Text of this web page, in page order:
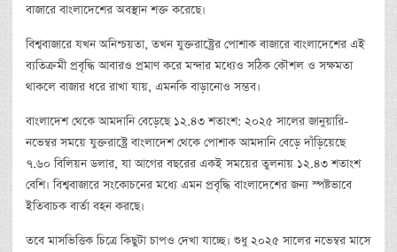
বাজারে বাংলাদেশের অবস্থান শক্ত করেছে।
বিশ্ববাজারে যখন অনিশ্চয়তা, তখন যুক্তরাষ্ট্রের পোশাক বাজারে বাংলাদেশের এই
ব্যতিক্রমী প্রবৃদ্ধি আবারও প্রমাণ করে মন্দার মধ্যেও সঠিক কৌশল ও সক্ষমতা
থাকলে বাজার ধরে রাখা যায়, এমনকি বাড়ানোও সম্ভব।
বাংলাদেশ থেকে আমদানি বেড়েছে ১২.৪৩ শতাংশ: ২০২৫ সালের জানুয়ারি-
নভেম্বর সময়ে যুক্তরাষ্ট্রে বাংলাদেশ থেকে পোশাক আমদানি বেড়ে দাঁড়িয়েছে
৭.৬০ বিলিয়ন ডলার, যা আগের বছরের একই সময়ের তুলনায় ১২.৪৩ শতাংশ
বেশি। বিশ্ববাজারে সংকোচনের মধ্যে এমন প্রবৃদ্ধি বাংলাদেশের জন্য স্পষ্টভাবে
ইতিবাচক বার্তা বহন করছে।
তবে মাসভিত্তিক চিত্রে কিছুটা চাপও দেখা যাচ্ছে। শুধু ২০২৫ সালের নভেম্বর মাসে